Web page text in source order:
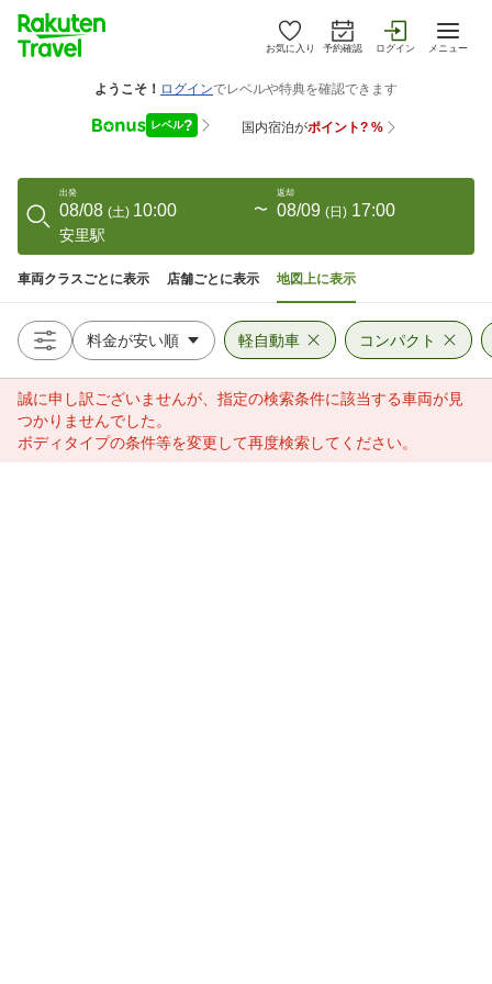
お気に入り 予約確認 ログイン メニュー
出発
08/08 (土) 10:00 〜
返却
08/09 (日 ) 17:00
安里駅
車両クラスごとに表示 店舗ごとに表示 地図上に表示
軽自動車 コンパクト
誠に申し訳ございませんが、指定の検索条件に該当する車両が見
つかりませんでした。
ボディタイプの条件等を変更して再度検索してください。